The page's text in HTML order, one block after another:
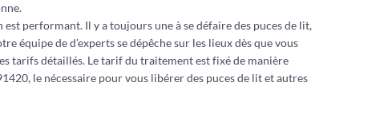
performant. Il y a toujours une à se défaire des puces de lit,
équipe de d’experts se dépêche sur les lieux dès que vous
tarifs détaillés. Le tarif du traitement est fixé de manière
le nécessaire pour vous libérer des puces de lit et autres